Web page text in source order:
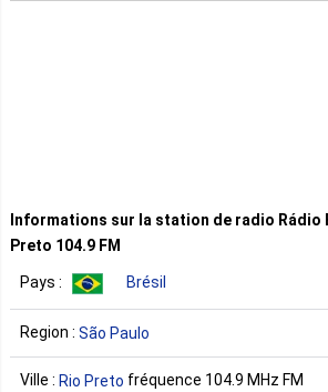
Informations sur la station de radio Rádio
Preto 104.9 FM
Pays : Brésil
Region : São Paulo
Ville : Rio Preto fréquence 104.9 MHz FM